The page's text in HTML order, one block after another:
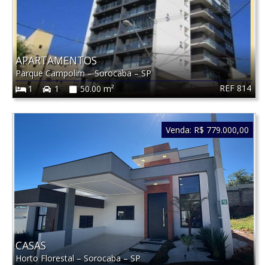
REF 814
APARTAMENTOS
Parque Campolim–Sorocaba–SP
1
1 50.00 m²
CASAS
Horto Florestal–Sorocaba–SP
Venda: R$ 779.000,00